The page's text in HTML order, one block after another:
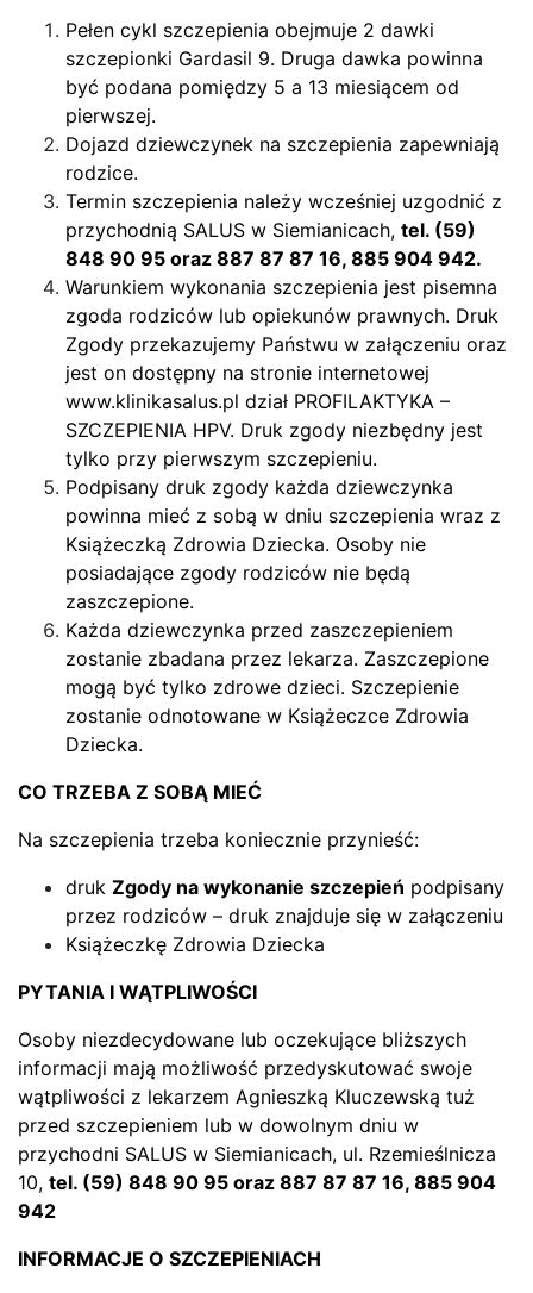
Pełen cykl szczepienia obejmuje 2 dawki
szczepionki Gardasil 9. Druga dawka powinna
być podana pomiędzy 5 a 13 miesiącem od
pierwszej.
Dojazd dziewczynek na szczepienia zapewniają
rodzice.
Termin szczepienia należy wcześniej uzgodnić z
przychodnią SALUS w Siemianicach, tel. (59)
848 90 95 oraz 887 87 87 16, 885 904 942.
Warunkiem wykonania szczepienia jest pisemna
zgoda rodziców lub opiekunów prawnych. Druk
Zgody przekazujemy Państwu w załączeniu oraz
jest on dostępny na stronie internetowej
www.klinikasalus.pl dział PROFILAKTYKA –
SZCZEPIENIA HPV. Druk zgody niezbędny jest
tylko przy pierwszym szczepieniu.
Podpisany druk zgody każda dziewczynka
powinna mieć z sobą w dniu szczepienia wraz z
Książeczką Zdrowia Dziecka. Osoby nie
posiadające zgody rodziców nie będą
zaszczepione.
Każda dziewczynka przed zaszczepieniem
zostanie zbadana przez lekarza. Zaszczepione
mogą być tylko zdrowe dzieci. Szczepienie
zostanie odnotowane w Książeczce Zdrowia
Dziecka.
CO TRZEBA Z SOBĄ MIEĆ
Na szczepienia trzeba koniecznie przynieść:
druk Zgody na wykonanie szczepień podpisany
przez rodziców – druk znajduje się w załączeniu
Książeczkę Zdrowia Dziecka
PYTANIA I WĄTPLIWOŚCI
Osoby niezdecydowane lub oczekujące bliższych
informacji mają możliwość przedyskutować swoje
wątpliwości z lekarzem Agnieszką Kluczewską tuż
przed szczepieniem lub w dowolnym dniu w
przychodni SALUS w Siemianicach, ul. Rzemieślnicza
10, tel. (59) 848 90 95 oraz 887 87 87 16, 885 904
942
INFORMACJE O SZCZEPIENIACH